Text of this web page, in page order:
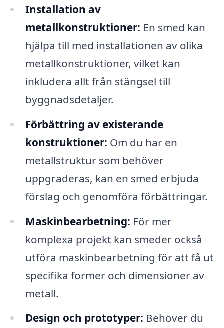
Installation av
metallkonstruktioner: En smed kan
hjälpa till med installationen av olika
metallkonstruktioner, vilket kan
inkludera allt från stängsel till
byggnadsdetaljer.
Förbättring av existerande
konstruktioner: Om du har en
metallstruktur som behöver
uppgraderas, kan en smed erbjuda
förslag och genomföra förbättringar.
Maskinbearbetning: För mer
komplexa projekt kan smeder också
utföra maskinbearbetning för att få ut
specifika former och dimensioner av
metall.
Design och prototyper: Behöver du